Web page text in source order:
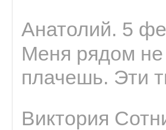
Анатолий. 5
Меня рядом
плачешь. Эти
Виктория